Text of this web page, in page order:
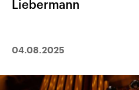
Deutschlandfunk Nova
Liebermann
04.08.2025